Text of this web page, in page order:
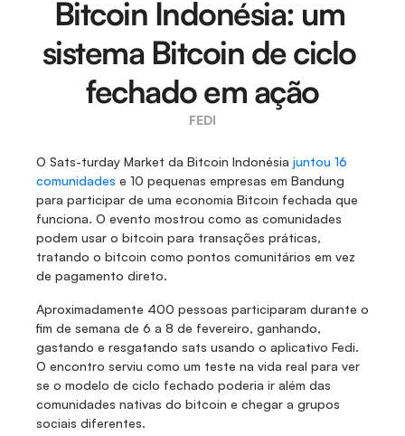
Bitcoin Indonésia: um
sistema Bitcoin de ciclo
fechado em ação
FEDI
O Sats-turday Market da Bitcoin Indonésia juntou 16
comunidades e 10 pequenas empresas em Bandung
para participar de uma economia Bitcoin fechada que
funciona. O evento mostrou como as comunidades
podem usar o bitcoin para transações práticas,
tratando o bitcoin como pontos comunitários em vez
de pagamento direto.
Aproximadamente 400 pessoas participaram durante o
fim de semana de 6 a 8 de fevereiro, ganhando,
gastando e resgatando sats usando o aplicativo Fedi.
O encontro serviu como um teste na vida real para ver
se o modelo de ciclo fechado poderia ir além das
comunidades nativas do bitcoin e chegar a grupos
sociais diferentes.